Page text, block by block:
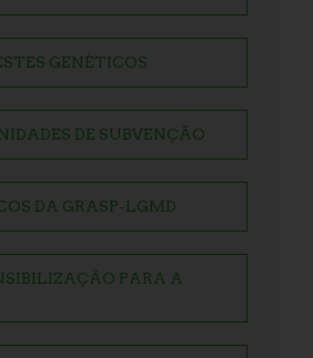
GENÉTICOS
DE SUBVENÇÃO
DA GRASP-LGMD
PARA A